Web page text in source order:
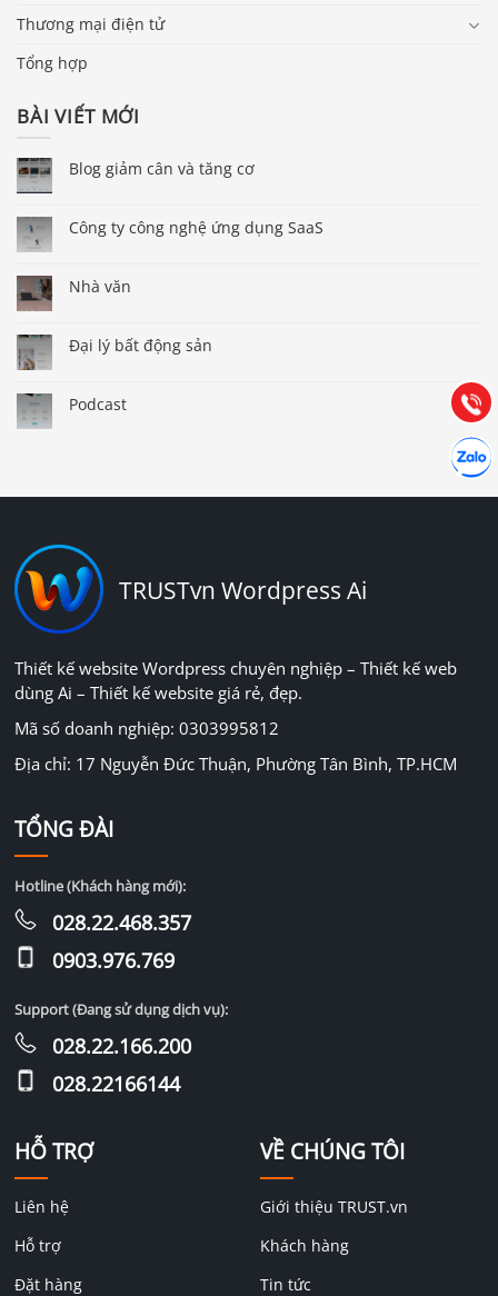
Thương mại điện tử
Tổng hợp
BÀI VIẾT MỚI
Blog giảm cân và tăng cơ
Công ty công nghệ ứng dụng SaaS
Nhà văn
Đại lý bất động sản
Podcast
TRUSTvn Wordpress Ai
Thiết kế website Wordpress chuyên nghiệp – Thiết kế web
dùng Ai – Thiết kế website giá rẻ, đẹp.
Mã số doanh nghiệp: 0303995812
Địa chỉ: 17 Nguyễn Đức Thuận, Phường Tân Bình, TP.HCM
HỖ TRỢ
Liên hệ
Hỗ trợ
Đặt hàng
VỀ CHÚNG TÔI
Giới thiệu TRUST.vn
Khách hàng
Tin tức
TỔNG ĐÀI
Hotline (Khách hàng mới):
028.22.468.357
0903.976.769
Support (Đang sử dụng dịch vụ):
028.22.166.200
028.22166144
Gọi
(028) 22.166.144
Chát